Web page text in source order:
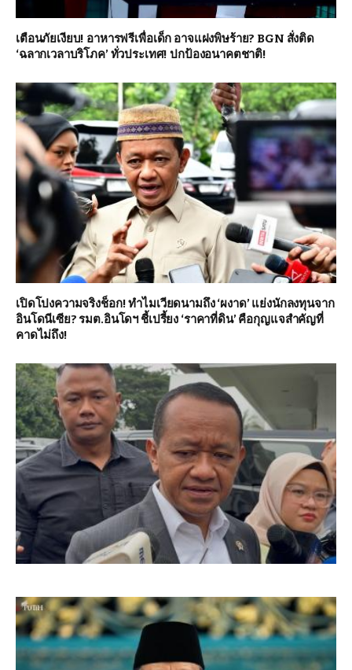
เตือนภัยเงียบ! อาหารฟรีเพื่อเด็ก อาจแฝงพิษร้าย? BGN สั่งติด
‘ฉลากเวลาบริโภค’ ทั่วประเทศ! ปกป้องอนาคตชาติ!
เปิดโปงความจริงช็อก! ทำไมเวียดนามถึง ‘ผงาด’ แย่งนักลงทุนจาก
อินโดนีเซีย? รมต.อินโดฯ ชี้เปรี้ยง ‘ราคาที่ดิน’ คือกุญแจสำคัญที่
คาดไม่ถึง!